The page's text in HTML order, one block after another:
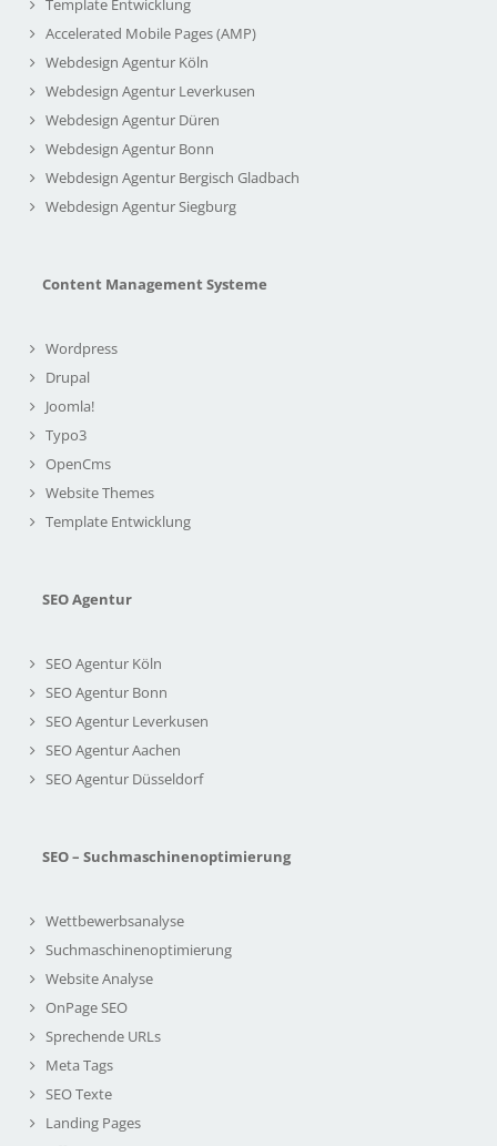
Template Entwicklung
Accelerated Mobile Pages (AMP)
Webdesign Agentur Köln
Webdesign Agentur Leverkusen
Webdesign Agentur Düren
Webdesign Agentur Bonn
Webdesign Agentur Bergisch Gladbach
Webdesign Agentur Siegburg
Content Management Systeme
Wordpress
Drupal
Joomla!
Typo3
OpenCms
Website Themes
Template Entwicklung
SEO Agentur
SEO Agentur Köln
SEO Agentur Bonn
SEO Agentur Leverkusen
SEO Agentur Aachen
SEO Agentur Düsseldorf
SEO – Suchmaschinenoptimierung
Wettbewerbsanalyse
Suchmaschinenoptimierung
Website Analyse
OnPage SEO
Sprechende URLs
Meta Tags
SEO Texte
Landing Pages